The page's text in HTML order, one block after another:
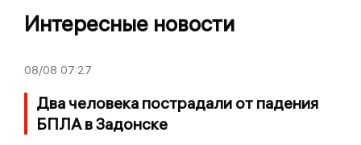
Интересные новости
08/08 07:27
Два человека пострадали от падения
БПЛА в Задонске